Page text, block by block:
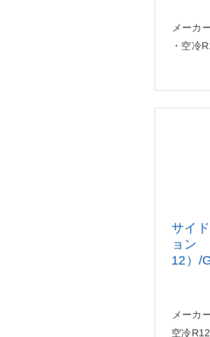
メーカ
・空冷
サイ
ョン
12）/
メーカ
空冷